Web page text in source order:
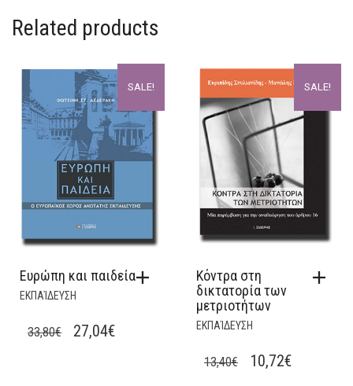
Related products
SALE!
Ευρώπη και παιδεία
ΕΚΠΑΊΔΕΥΣΗ
33,80€
ORIGINAL
27,04€CURRENT
SALE!
Κόντρα στη
δικτατορία των
μετριοτήτων
ΕΚΠΑΊΔΕΥΣΗ
13,40€
ORIGINAL
10,72€CURRENT